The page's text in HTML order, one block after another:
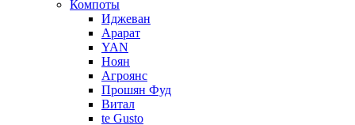
Компоты
Иджеван
Арарат
YAN
Ноян
Агроянс
Прошян Фуд
Витал
te Gusto